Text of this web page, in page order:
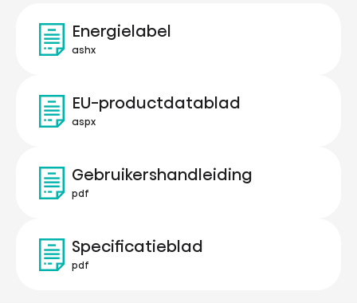
Energielabel
ashx
EU-productdatablad
aspx
Gebruikershandleiding
pdf
Specificatieblad
pdf